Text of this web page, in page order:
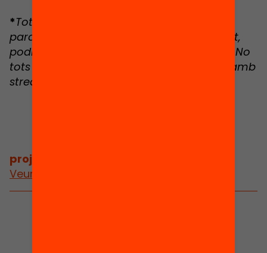
*Tots els espais d'aprenentatge són en
paral·lel. Uns dies abans de l'esdeveniment,
podreu triar a quin espai voleu participar. No
tots els espais del programa comptaran amb
streaming.
projectes
Veure més projectes